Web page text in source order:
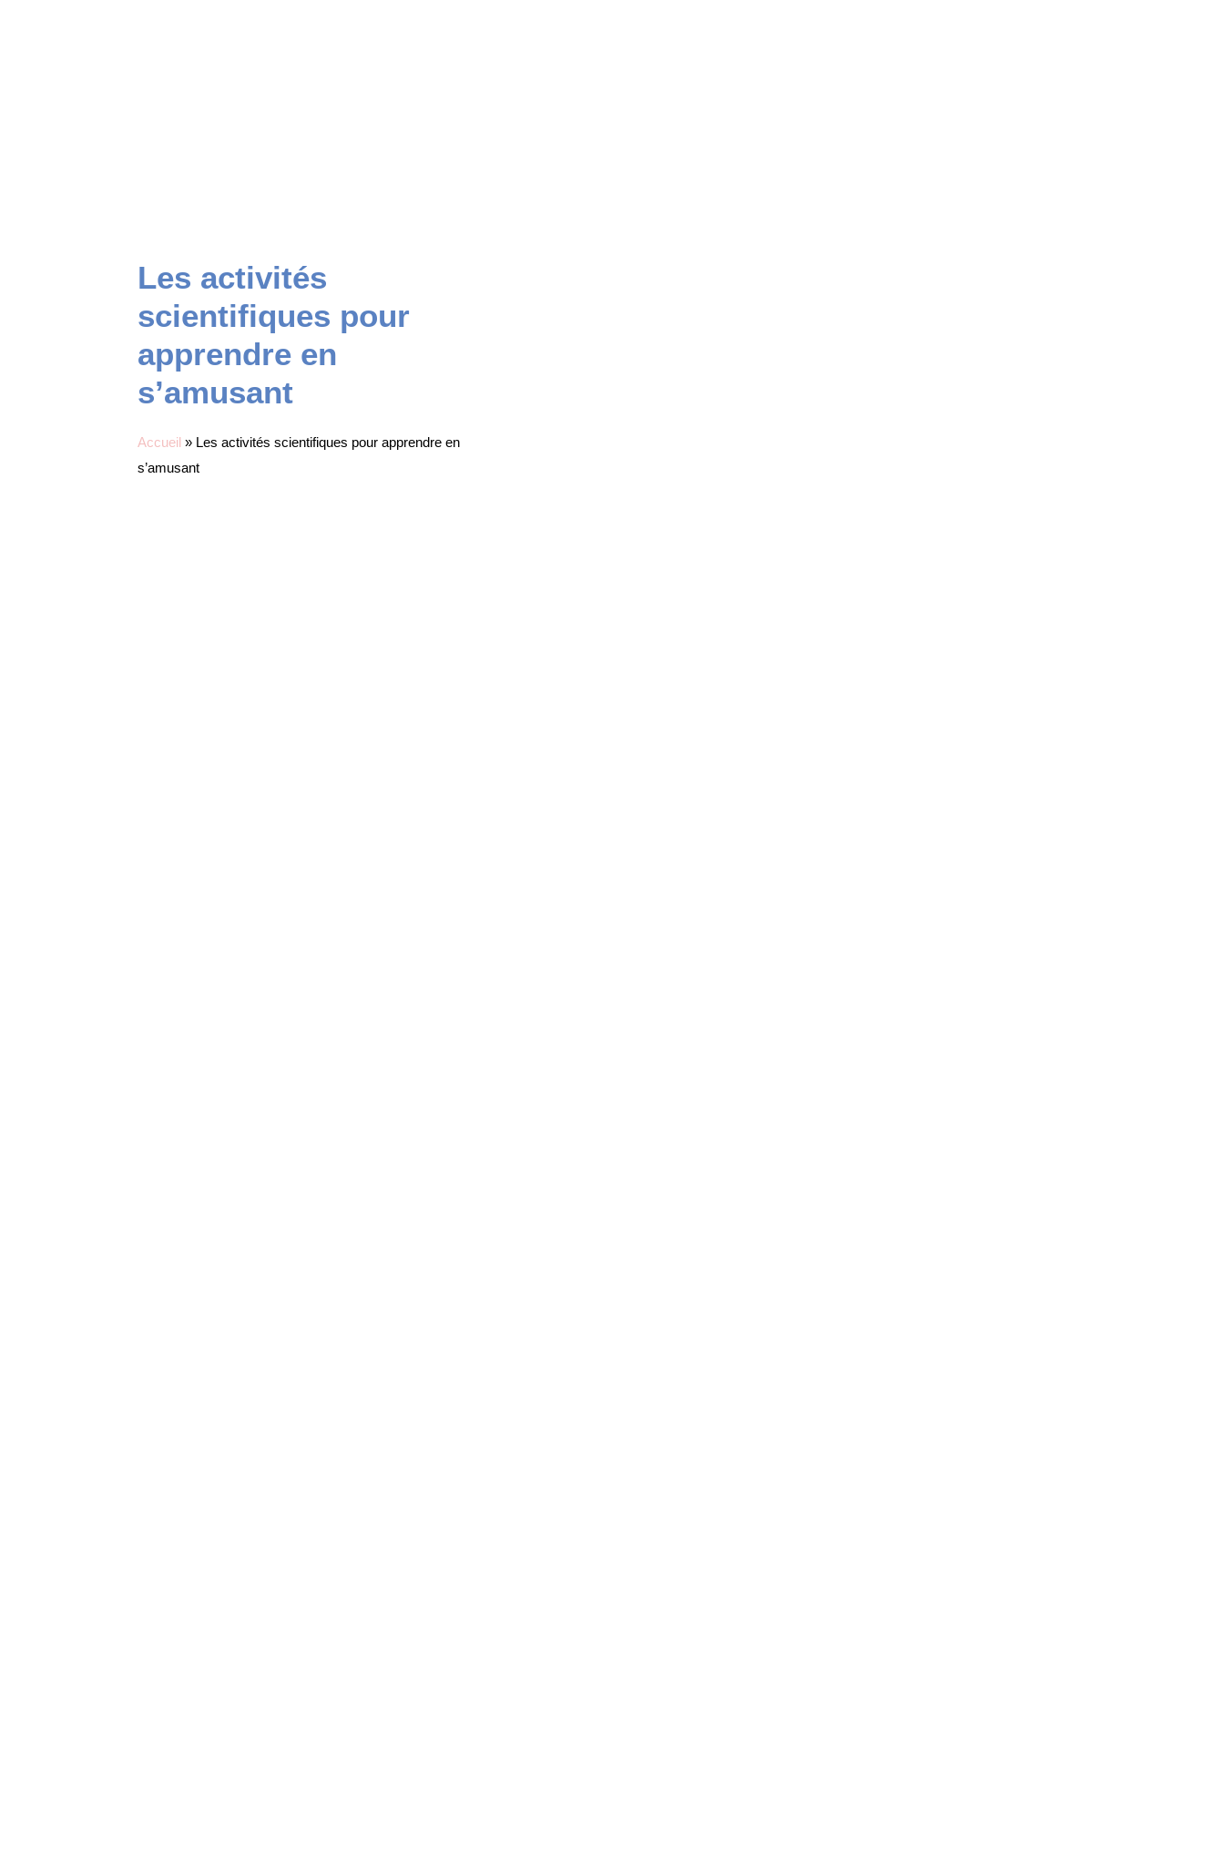
Les activités
scientifiques pour
apprendre en
s’amusant
Accueil » Les activités scientifiques pour apprendre en
s’amusant